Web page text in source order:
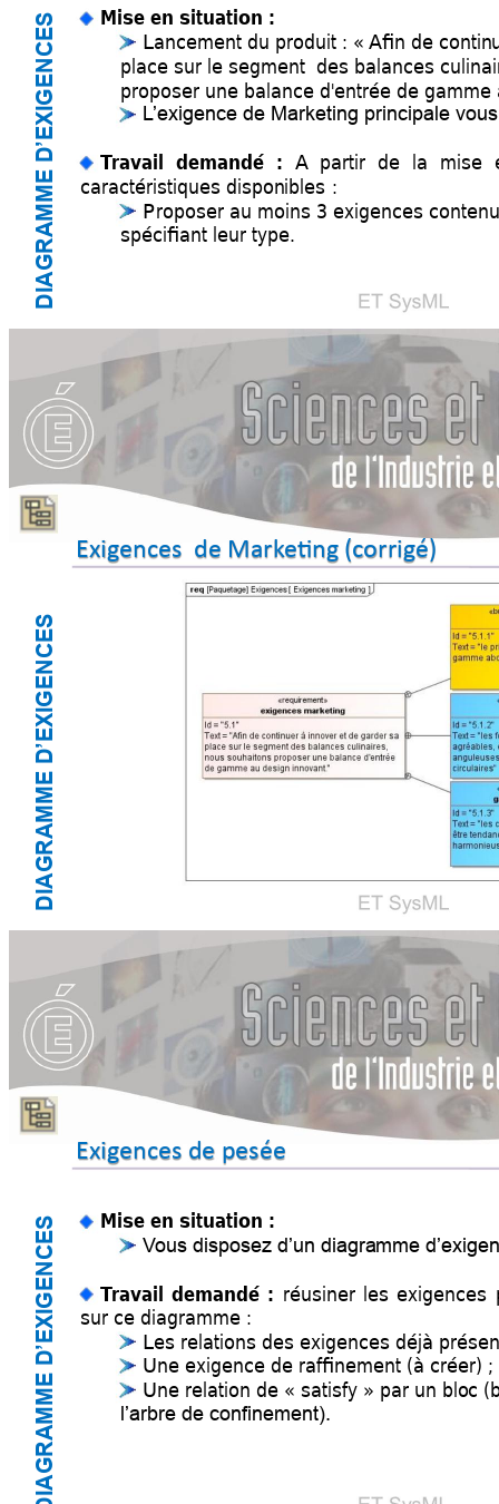
DIAGRAMME D’EX
IGENCES Mise en situation :
Lancement du produit : «Afin de contin
place sur le segment des balances
proposer une balance d'entrée de gamme
L’exigence de Marketing principale
Travail demandé : A partir de la mise
caractéristiques disponibles :
Proposer au moins 3 exigences
spécifiant leur type.
DIAGRAMME D’EX
IGENCES
Exigences  de Marketing (corrigé)
DIAGRAMME D’EX
IGENCES
Exigences de pesée
Mise en situation :
Vous disposez d’un diagramme d’exigen
Travail demandé : réusiner les exigences
sur ce diagramme :
Les relations des exigences déjà
Une exigence de raffinement (à créer) ;
Une relation de « satisfy » par un bloc
l’arbre de confinement).